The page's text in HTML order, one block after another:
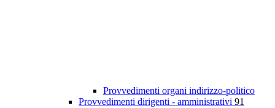
Provvedimenti organi indirizzo-politico
Provvedimenti dirigenti - amministrativi 91